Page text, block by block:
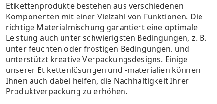
Etikettenprodukte bestehen aus verschiedenen
Komponenten mit einer Vielzahl von Funktionen. Die
richtige Materialmischung garantiert eine optimale
Leistung auch unter schwierigsten Bedingungen, z. B.
unter feuchten oder frostigen Bedingungen, und
unterstützt kreative Verpackungsdesigns. Einige
unserer Etikettenlösungen und -materialien können
Ihnen auch dabei helfen, die Nachhaltigkeit Ihrer
Produktverpackung zu erhöhen.